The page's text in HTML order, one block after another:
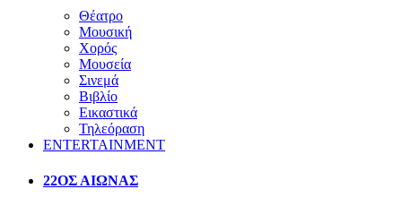
Θέατρο
Μουσική
Χορός
Μουσεία
Σινεμά
Βιβλίο
Εικαστικά
Τηλεόραση
ENTERTAINMENT
22ΟΣ ΑΙΩΝΑΣ